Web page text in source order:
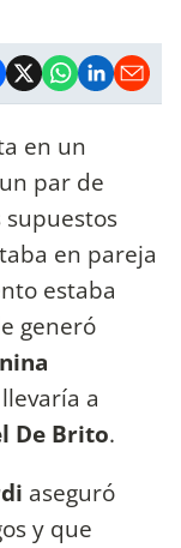
en un
par de
en pareja
estaba
generó
a
De Brito.
aseguró
y que